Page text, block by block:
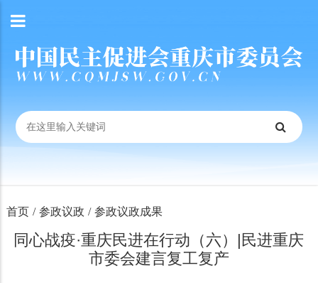
首页 / 参政议政 / 参政议政成果
同心战疫·重庆民进在行动（六）|民进重庆
市委会建言复工复产